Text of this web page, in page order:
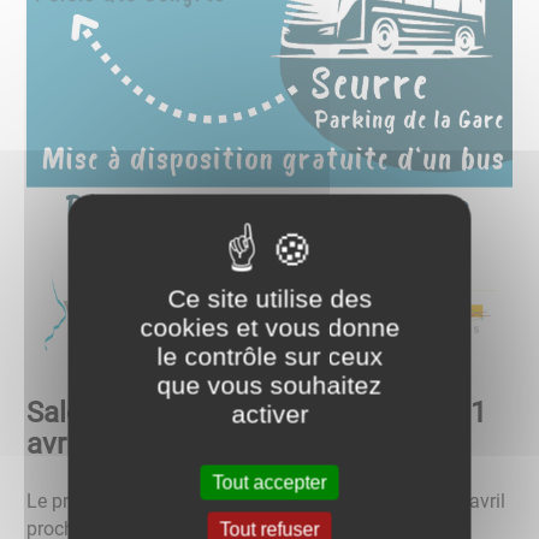
Salon des Seniors - Bus gratuit le 11
avril
Le prochain Salon des Seniors aura lieu les 11 et 12 avril
prochains au Palais des Congrès de Dijon.
Ce site utilise des
cookies et vous donne
le contrôle sur ceux
que vous souhaitez
activer
Tout accepter
Tout refuser